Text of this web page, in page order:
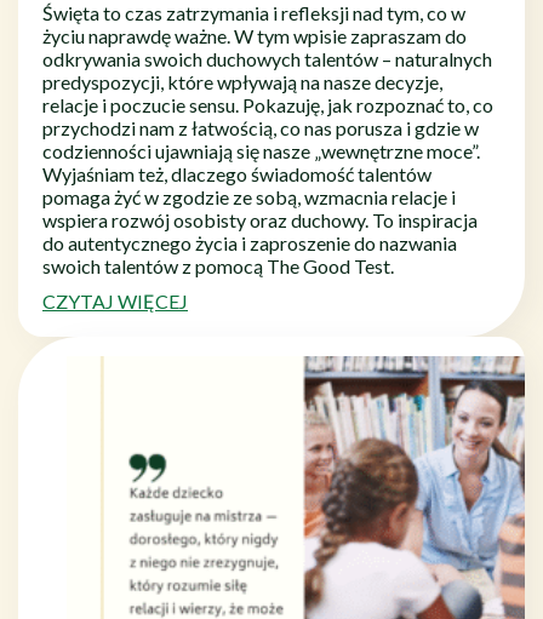
Święta to czas zatrzymania i refleksji nad tym, co w
życiu naprawdę ważne. W tym wpisie zapraszam do
odkrywania swoich duchowych talentów – naturalnych
predyspozycji, które wpływają na nasze decyzje,
relacje i poczucie sensu. Pokazuję, jak rozpoznać to, co
przychodzi nam z łatwością, co nas porusza i gdzie w
codzienności ujawniają się nasze „wewnętrzne moce”.
Wyjaśniam też, dlaczego świadomość talentów
pomaga żyć w zgodzie ze sobą, wzmacnia relacje i
wspiera rozwój osobisty oraz duchowy. To inspiracja
do autentycznego życia i zaproszenie do nazwania
swoich talentów z pomocą The Good Test.
CZYTAJ WIĘCEJ